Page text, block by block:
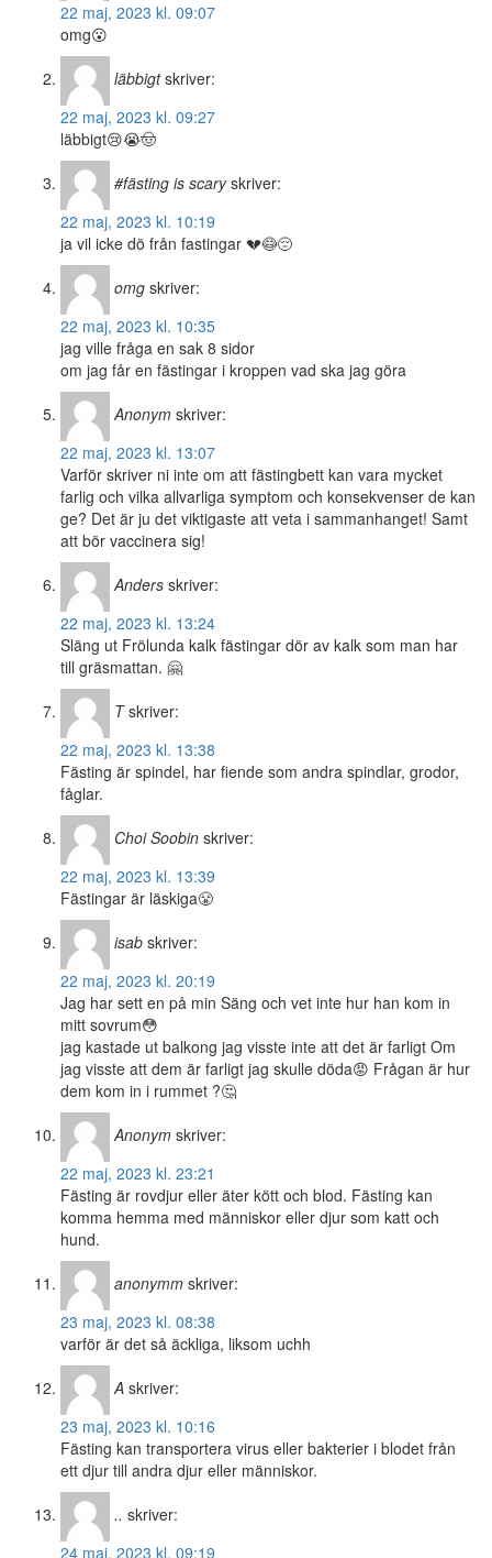
22 maj, 2023 kl. 09:07
omg😮
läbbigt skriver:
22 maj, 2023 kl. 09:27
läbbigt😢😭🤠
#fästing is scary skriver:
22 maj, 2023 kl. 10:19
ja vil icke dö från fastingar 💔😷😔
omg skriver:
22 maj, 2023 kl. 10:35
jag ville fråga en sak 8 sidor
om jag får en fästingar i kroppen vad ska jag göra
Anonym skriver:
22 maj, 2023 kl. 13:07
Varför skriver ni inte om att fästingbett kan vara mycket
farlig och vilka allvarliga symptom och konsekvenser de kan
ge? Det är ju det viktigaste att veta i sammanhanget! Samt
att bör vaccinera sig!
Anders skriver:
22 maj, 2023 kl. 13:24
Släng ut Frölunda kalk fästingar dör av kalk som man har
till gräsmattan. 🤗
T skriver:
22 maj, 2023 kl. 13:38
Fästing är spindel, har fiende som andra spindlar, grodor,
fåglar.
Choi Soobin skriver:
22 maj, 2023 kl. 13:39
Fästingar är läskiga😤
isab skriver:
22 maj, 2023 kl. 20:19
Jag har sett en på min Säng och vet inte hur han kom in
mitt sovrum😳
jag kastade ut balkong jag visste inte att det är farligt Om
jag visste att dem är farligt jag skulle döda😡 Frågan är hur
dem kom in i rummet ?🤔
Anonym skriver:
22 maj, 2023 kl. 23:21
Fästing är rovdjur eller äter kött och blod. Fästing kan
komma hemma med människor eller djur som katt och
hund.
anonymm skriver:
23 maj, 2023 kl. 08:38
varför är det så äckliga, liksom uchh
A skriver:
23 maj, 2023 kl. 10:16
Fästing kan transportera virus eller bakterier i blodet från
ett djur till andra djur eller människor.
.. skriver:
24 maj, 2023 kl. 09:19